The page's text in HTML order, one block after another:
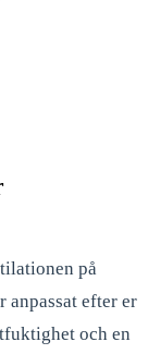
på
anpassat efter er
och en